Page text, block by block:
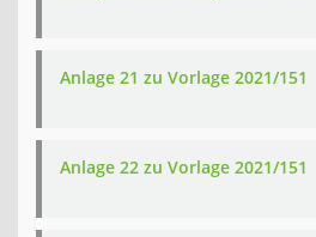
Anlage 21 zu Vorlage 2021/151
Anlage 22 zu Vorlage 2021/151